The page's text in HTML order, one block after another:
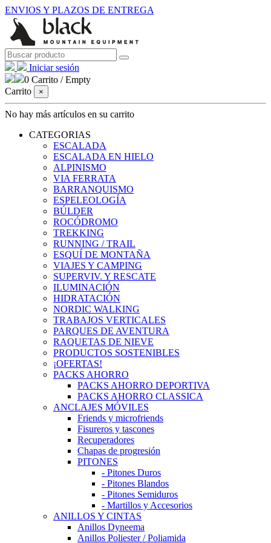
ENVIOS Y PLAZOS DE ENTREGA
Iniciar sesión
0 Carrito /Empty
Carrito
×
No hay más artículos en su carrito
CATEGORIAS
ESCALADA
ESCALADA EN HIELO
ALPINISMO
VIA FERRATA
BARRANQUISMO
ESPELEOLOGÍA
BÚLDER
ROCÓDROMO
TREKKING
RUNNING / TRAIL
ESQUÍ DE MONTAÑA
VIAJES Y CAMPING
SUPERVIV. Y RESCATE
ILUMINACIÓN
HIDRATACIÓN
NORDIC WALKING
TRABAJOS VERTICALES
PARQUES DE AVENTURA
RAQUETAS DE NIEVE
PRODUCTOS SOSTENIBLES
¡OFERTAS!
PACKS AHORRO
PACKS AHORRO DEPORTIVA
PACKS AHORRO CLASSICA
ANCLAJES MÓVILES
Friends y microfriends
Fisureros y tascones
Recuperadores
Chapas de progresión
PITONES
- Pitones Duros
- Pitones Blandos
- Pitones Semiduros
- Martillos y Accesorios
ANILLOS Y CINTAS
Anillos Dyneema
Anillos Poliester / Poliamida